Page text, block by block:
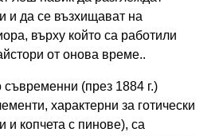
и да се възхищават на
върху който са работили
от онова време..
(през 1884 г.)
характерни за готически
и копчета с пинове), са